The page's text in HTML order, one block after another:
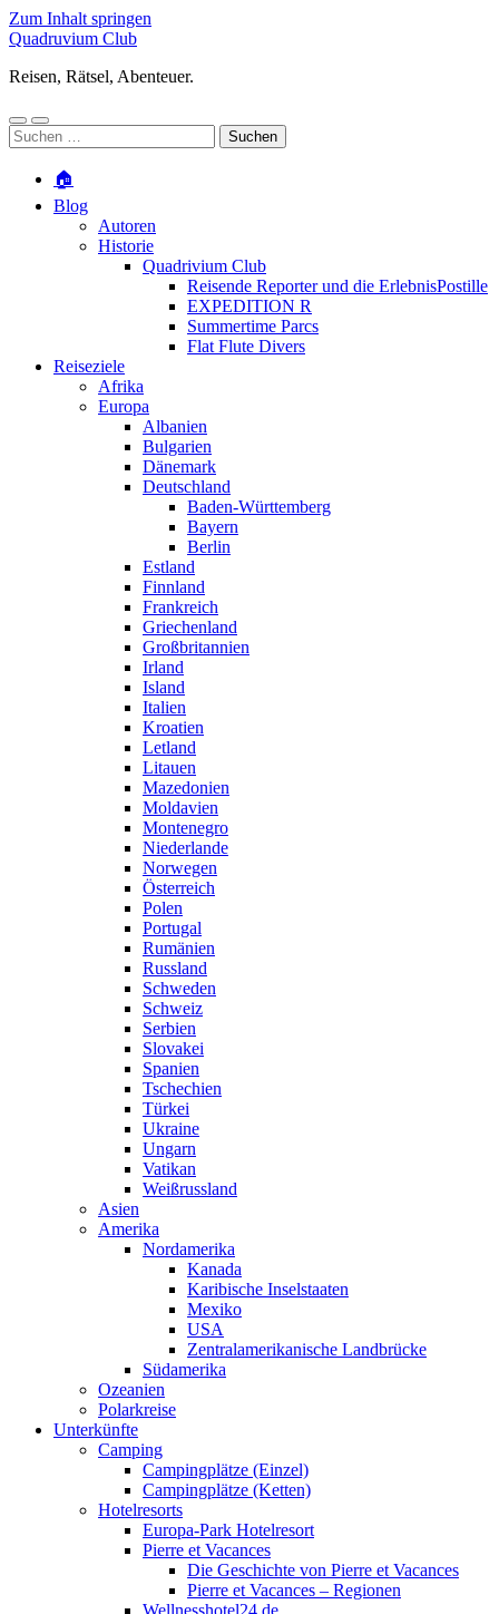
Zum Inhalt springen
Quadruvium Club
Reisen, Rätsel, Abenteuer.
Mobile-
Menü
Suchfeld
ein-/ausblenden
Suchen
nach:
🏠
Blog
Autoren
Historie
Quadrivium Club
Reisende Reporter und die ErlebnisPostille
EXPEDITION R
Summertime Parcs
Flat Flute Divers
Reiseziele
Afrika
Europa
Albanien
Bulgarien
Dänemark
Deutschland
Baden-Württemberg
Bayern
Berlin
Estland
Finnland
Frankreich
Griechenland
Großbritannien
Irland
Island
Italien
Kroatien
Letland
Litauen
Mazedonien
Moldavien
Montenegro
Niederlande
Norwegen
Österreich
Polen
Portugal
Rumänien
Russland
Schweden
Schweiz
Serbien
Slovakei
Spanien
Tschechien
Türkei
Ukraine
Ungarn
Vatikan
Weißrussland
Asien
Amerika
Nordamerika
Kanada
Karibische Inselstaaten
Mexiko
USA
Zentralamerikanische Landbrücke
Südamerika
Ozeanien
Polarkreise
Unterkünfte
Camping
Campingplätze (Einzel)
Campingplätze (Ketten)
Hotelresorts
Europa-Park Hotelresort
Pierre et Vacances
Die Geschichte von Pierre et Vacances
Pierre et Vacances – Regionen
Wellnesshotel24.de